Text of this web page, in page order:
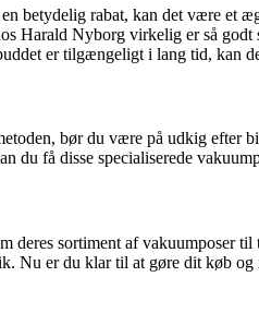
betydelig rabat, kan det være et
Harald Nyborg virkelig er så godt
er tilgængeligt i lang tid, kan
bør du være på udkig
du få disse specialiserede
sortiment af vakuumposer
Nu er du klar til at gøre dit køb